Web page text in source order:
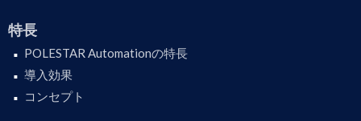
特長
POLESTAR Automationの特長
導入効果
コンセプト